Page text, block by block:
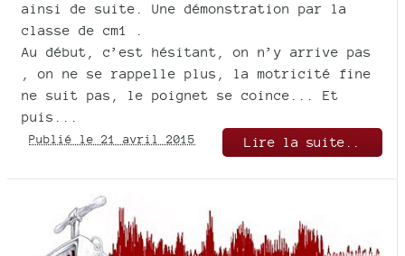
ainsi de suite. Une démonstration par la
classe de cm1 .
Au début, c’est hésitant, on n’y arrive pas
, on ne se rappelle plus, la motricité fine
ne suit pas, le poignet se coince... Et
puis...
Publié le 21 avril 2015 Lire la suite..